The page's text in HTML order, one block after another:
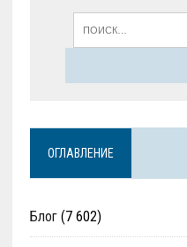
ОГЛАВЛЕНИЕ
Блог(7 602)